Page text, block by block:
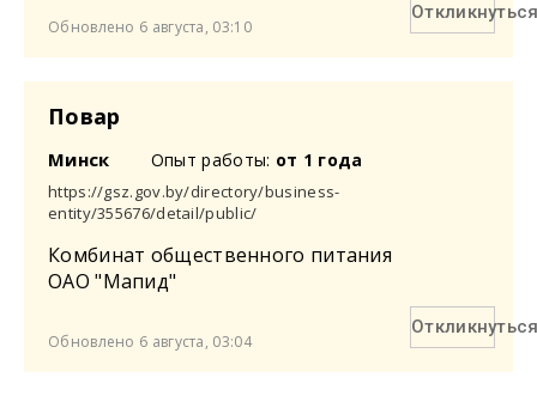
Обновлено 6 августа, 03:10
Повар
Минск Опыт работы: от 1 года
https://gsz.gov.by/directory/business-
entity/355676/detail/public/
Комбинат общественного питания
ОАО "Мапид"
Обновлено 6 августа, 03:04